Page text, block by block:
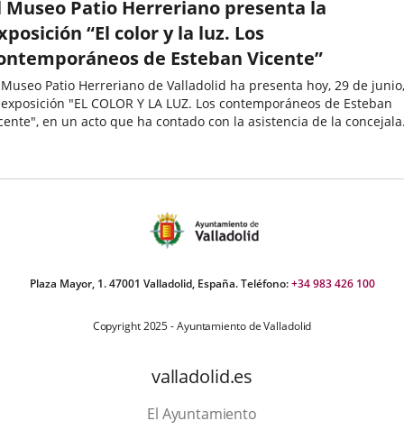
Museo Patio Herreriano presenta la
“El color y la luz. Los
de Esteban Vicente”
Patio Herreriano de Valladolid ha presenta hoy, 29 de junio,
"EL COLOR Y LA LUZ. Los contemporáneos de Esteban
en un acto que ha contado con la asistencia de la concejala
Plaza Mayor, 1. 47001 Valladolid, España. Teléfono:+34 983 426 100
Copyright 2025 - Ayuntamiento de Valladolid
valladolid.es
El Ayuntamiento